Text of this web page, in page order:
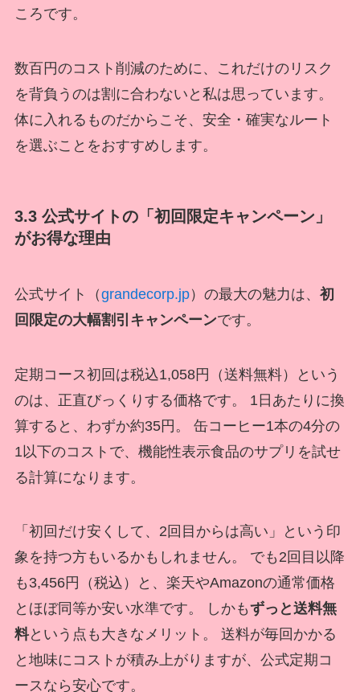
ころです。
数百円のコスト削減のために、これだけのリスク
を背負うのは割に合わないと私は思っています。
体に入れるものだからこそ、安全・確実なルート
を選ぶことをおすすめします。
3.3 公式サイトの「初回限定キャンペーン」
がお得な理由
公式サイト（grandecorp.jp）の最大の魅力は、 初
回限定の大幅割引キャンペーンです。
定期コース初回は税込1,058円（送料無料）という
のは、正直びっくりする価格です。 1日あたりに換
算すると、わずか約35円。 缶コーヒー1本の4分の
1以下のコストで、機能性表示食品のサプリを試せ
る計算になります。
「初回だけ安くして、2回目からは高い」という印
象を持つ方もいるかもしれません。 でも2回目以降
も3,456円（税込）と、楽天やAmazonの通常価格
とほぼ同等か安い水準です。 しかもずっと送料無
料という点も大きなメリット。 送料が毎回かかる
と地味にコストが積み上がりますが、公式定期コ
ースなら安心です。